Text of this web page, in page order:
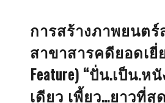
การสร้างภาพยนตร์
สาขาสารคดียอดเยี่ยม
Feature) “ปั่น.เป็น.ห
เดียว เพี้ยว…ยาวที่สุ